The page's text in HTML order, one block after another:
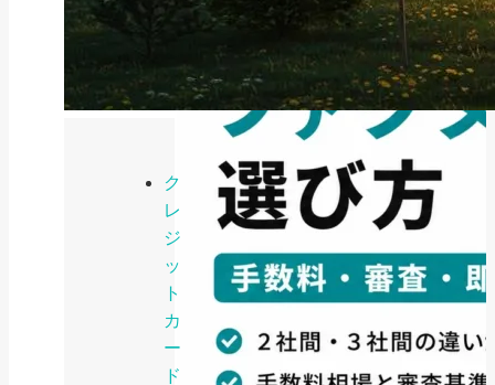
ク
レ
ジ
ッ
ト
カ
ー
ド